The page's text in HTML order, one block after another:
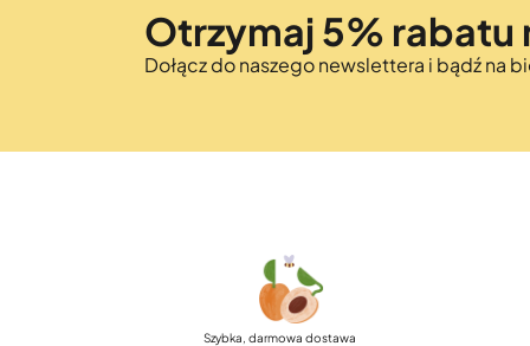
Otrzymaj 5% rabatu
Dołącz do naszego newslettera i bądź na
Szybka, darmowa dostawa